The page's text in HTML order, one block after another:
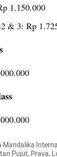
1.150.000
& 3: Rp
Pujut, Praya,